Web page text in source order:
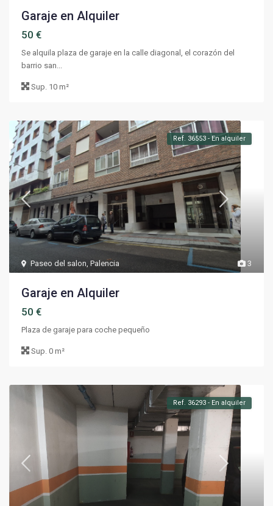
Garaje en Alquiler
50 €
Se alquila plaza de garaje en la calle diagonal, el corazón del
barrio san...
Sup. 10 m²
3
Paseo del salon,Palencia
Ref. 36553 - En alquiler
Garaje en Alquiler
50 €
Plaza de garaje para coche pequeño
Sup.0 m²
Ref. 36293 - En alquiler